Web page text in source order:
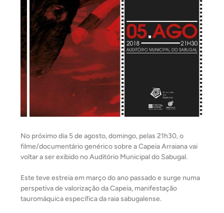
No próximo dia 5 de agosto, domingo, pelas 21h30, o
filme/documentário genérico sobre a Capeia Arraiana vai
voltar a ser exibido no Auditório Municipal do Sabugal.
Este teve estreia em março do ano passado e surge numa
perspetiva de valorização da Capeia, manifestação
tauromáquica específica da raia sabugalense.